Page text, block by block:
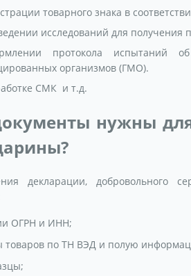
товарного знака в
исследований для получения
протокола испытаний
организмов (ГМО).
СМК и т.д.
нужны
декларации, добровольного
ОГРН и ИНН;
товаров по ТН ВЭД и полую